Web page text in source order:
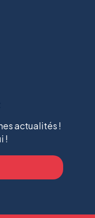
actualités !
!